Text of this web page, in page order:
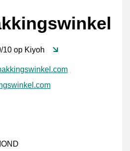
10 op Kiyoh